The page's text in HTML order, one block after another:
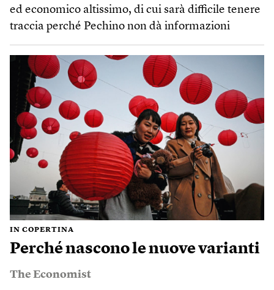
ed economico altissimo, di cui sarà difficile tenere
traccia perché Pechino non dà informazioni
IN COPERTINA
Perché nascono le nuove varianti
The Economist